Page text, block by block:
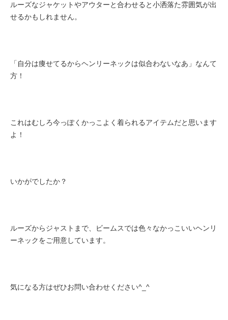
ルーズなジャケットやアウターと合わせると小洒落た雰囲気が出
せるかもしれません。
「自分は痩せてるからヘンリーネックは似合わないなあ」なんて
方！
これはむしろ今っぽくかっこよく着られるアイテムだと思います
よ！
いかがでしたか？
ルーズからジャストまで、ビームスでは色々なかっこいいヘンリ
ーネックをご用意しています。
気になる方はぜひお問い合わせください^_^